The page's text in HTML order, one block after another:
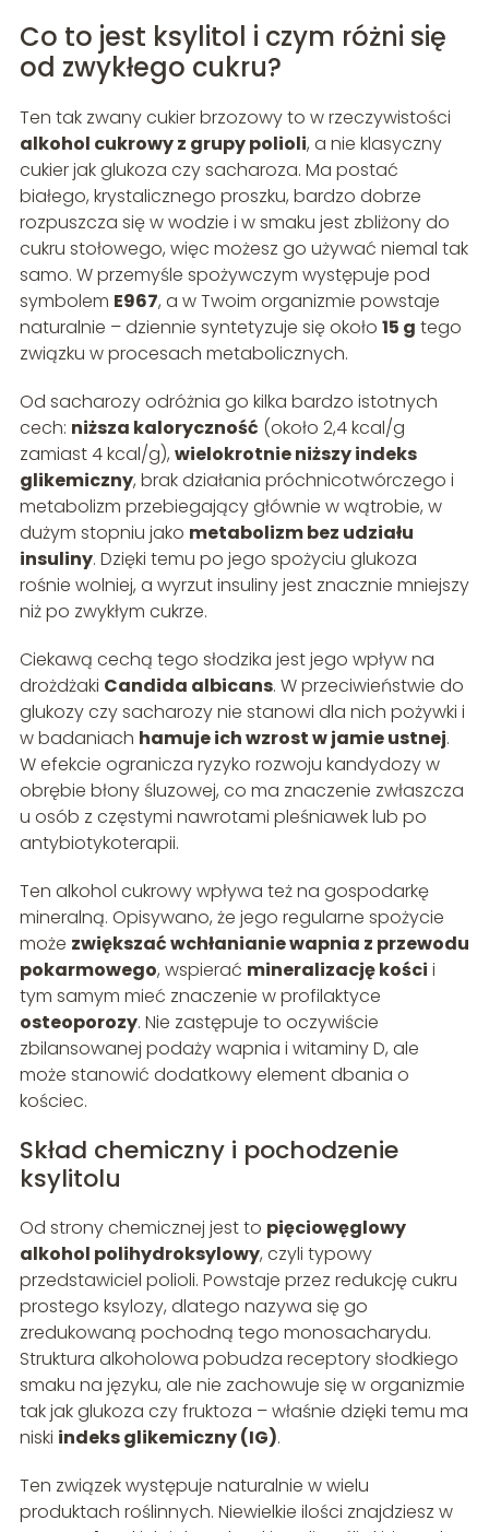
Co to jest ksylitol i czym różni się
od zwykłego cukru?
Ten tak zwany cukier brzozowy to w rzeczywistości
alkohol cukrowy z grupy polioli, a nie klasyczny
cukier jak glukoza czy sacharoza. Ma postać
białego, krystalicznego proszku, bardzo dobrze
rozpuszcza się w wodzie i w smaku jest zbliżony do
cukru stołowego, więc możesz go używać niemal tak
samo. W przemyśle spożywczym występuje pod
symbolem E967, a w Twoim organizmie powstaje
naturalnie – dziennie syntetyzuje się około 15 g tego
związku w procesach metabolicznych.
Od sacharozy odróżnia go kilka bardzo istotnych
cech: niższa kaloryczność (około 2,4 kcal/g
zamiast 4 kcal/g), wielokrotnie niższy indeks
glikemiczny, brak działania próchnicotwórczego i
metabolizm przebiegający głównie w wątrobie, w
dużym stopniu jako metabolizm bez udziału
insuliny. Dzięki temu po jego spożyciu glukoza
rośnie wolniej, a wyrzut insuliny jest znacznie mniejszy
niż po zwykłym cukrze.
Ciekawą cechą tego słodzika jest jego wpływ na
drożdżaki Candida albicans. W przeciwieństwie do
glukozy czy sacharozy nie stanowi dla nich pożywki i
w badaniach hamuje ich wzrost w jamie ustnej.
W efekcie ogranicza ryzyko rozwoju kandydozy w
obrębie błony śluzowej, co ma znaczenie zwłaszcza
u osób z częstymi nawrotami pleśniawek lub po
antybiotykoterapii.
Ten alkohol cukrowy wpływa też na gospodarkę
mineralną. Opisywano, że jego regularne spożycie
może zwiększać wchłanianie wapnia z przewodu
pokarmowego, wspierać mineralizację kości i
tym samym mieć znaczenie w profilaktyce
osteoporozy. Nie zastępuje to oczywiście
zbilansowanej podaży wapnia i witaminy D, ale
może stanowić dodatkowy element dbania o
kościec.
Skład chemiczny i pochodzenie
ksylitolu
Od strony chemicznej jest to pięciowęglowy
alkohol polihydroksylowy, czyli typowy
przedstawiciel polioli. Powstaje przez redukcję cukru
prostego ksylozy, dlatego nazywa się go
zredukowaną pochodną tego monosacharydu.
Struktura alkoholowa pobudza receptory słodkiego
smaku na języku, ale nie zachowuje się w organizmie
tak jak glukoza czy fruktoza – właśnie dzięki temu ma
niski indeks glikemiczny (IG).
Ten związek występuje naturalnie w wielu
produktach roślinnych. Niewielkie ilości znajdziesz w